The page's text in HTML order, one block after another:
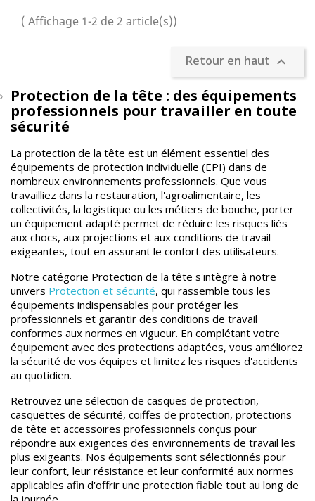
( Affichage 1-2 de 2 article(s))
Retour en haut 
Protection de la tête : des équipements
professionnels pour travailler en toute
sécurité
La protection de la tête est un élément essentiel des
équipements de protection individuelle (EPI) dans de
nombreux environnements professionnels. Que vous
travailliez dans la restauration, l'agroalimentaire, les
collectivités, la logistique ou les métiers de bouche, porter
un équipement adapté permet de réduire les risques liés
aux chocs, aux projections et aux conditions de travail
exigeantes, tout en assurant le confort des utilisateurs.
Notre catégorie Protection de la tête s'intègre à notre
univers Protection et sécurité, qui rassemble tous les
équipements indispensables pour protéger les
professionnels et garantir des conditions de travail
conformes aux normes en vigueur. En complétant votre
équipement avec des protections adaptées, vous améliorez
la sécurité de vos équipes et limitez les risques d'accidents
au quotidien.
Retrouvez une sélection de casques de protection,
casquettes de sécurité, coiffes de protection, protections
de tête et accessoires professionnels conçus pour
répondre aux exigences des environnements de travail les
plus exigeants. Nos équipements sont sélectionnés pour
leur confort, leur résistance et leur conformité aux normes
applicables afin d'offrir une protection fiable tout au long de